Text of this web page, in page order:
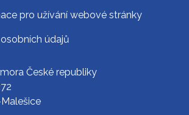
pro užívání webové stránky
údajů
České republiky